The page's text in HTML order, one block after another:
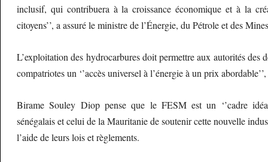
inclusif, qui contribuera à la croissance économique et à la
citoyens’’, a assuré le ministre de l’Énergie, du Pétrole et des
L’exploitation des hydrocarbures doit permettre aux autorités des
compatriotes un ‘’accès universel à l’énergie à un prix
Birame Souley Diop pense que le FESM est un ‘’cadre
sénégalais et celui de la Mauritanie de soutenir cette nouvelle
l’aide de leurs lois et règlements.